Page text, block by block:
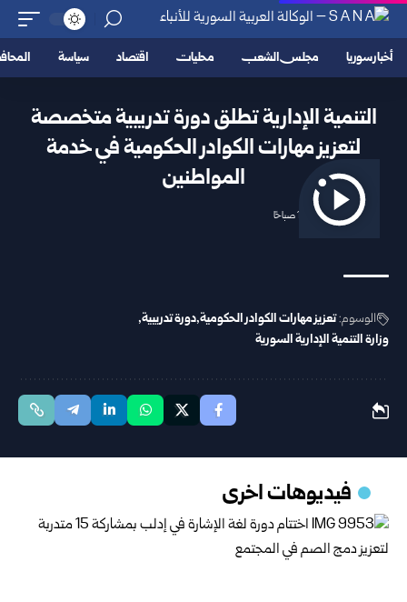
أخبار سوريا مجلس الشعب محليات اقتصاد سياسة
التنمية الإدارية تطلق دورة تدريبية متخصصة
لتعزيز مهارات الكوادر الحكومية في خدمة
المواطنين
2025/10/22 11:27 صباحًا
الوسوم:تعزيز مهارات الكوادر الحكومية دورة تدريبية
وزارة التنمية الإدارية السورية
فيديوهات اخرى